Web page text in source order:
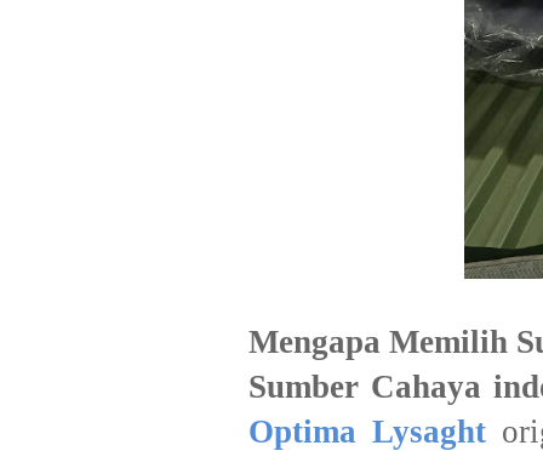
Mengapa Memilih
Sumber Cahaya
Optima Lysaght